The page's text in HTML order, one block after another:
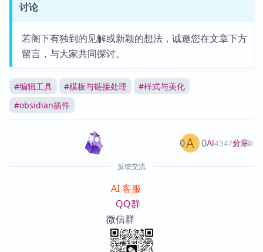
讨论
若阁下有独到的见解或新颖的想法，诚邀您在文章下方
留言，与大家共同探讨。
#编辑工具 #模板与链接处理 #样式与美化
#obsidian插件
AI4347篇文章
0 0 分享
反馈交流
AI 客服
QQ群
微信群